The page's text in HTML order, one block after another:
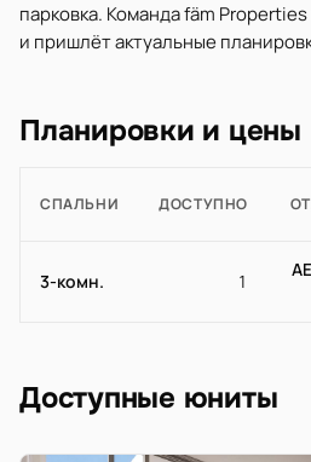
парковка. Команда fäm
и пришлёт актуальные
Планировки и цены
СПАЛЬНИ ДОСТУПНО
3-комн. 1
Доступные юниты